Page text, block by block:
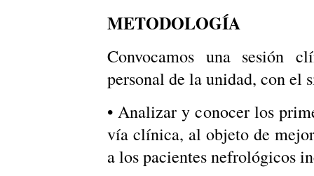
METODOLOGÍA
Convocamos una sesión
personal de la unidad, con el
• Analizar y conocer los
vía clínica, al objeto de
a los pacientes nefrológicos